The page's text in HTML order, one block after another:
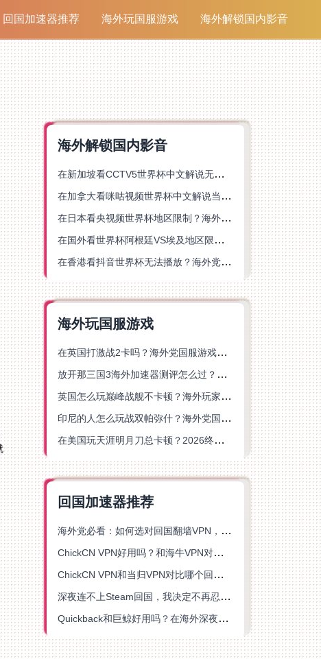
回国加速器推荐 海外玩国服游戏 海外解锁国内影音
海外解锁国内影音
在新加坡看CCTV5世界杯中文解说无法播放？这篇指南帮你解锁海外体育直播自由
在加拿大看咪咕视频世界杯中文解说当前地区不可播放？这篇指南帮你一键解决
在日本看央视频世界杯地区限制？海外党体育赛事观看终极指南
在国外看世界杯阿根廷VS埃及地区限制？这篇指南帮你搞定中文直播+解说
在香港看抖音世界杯无法播放？海外党体育赛事中文直播终极指南
海外玩国服游戏
在英国打激战2卡吗？海外党国服游戏不卡顿的终极解决方案
放开那三国3海外加速器测评怎么过？海外党亲测有效的国服游戏加速指南
英国怎么玩巅峰战舰不卡顿？海外玩家国服游戏加速器终极指南
印尼的人怎么玩战双帕弥什？海外党国服游戏加速避坑指南
在美国玩天涯明月刀总卡顿？2026终极指南：选对加速器让你丝滑连招
回国加速器推荐
海外党必看：如何选对回国翻墙VPN，无缝解锁国内资源？
ChickCN VPN好用吗？和海牛VPN对比哪个回国效果更好？
ChickCN VPN和当归VPN对比哪个回国效果更好？海外党亲测后选了它
深夜连不上Steam回国，我决定不再忍受这数字鸿沟
Quickback和巨鲸好用吗？在海外深夜想刷B站、追爱奇艺的你，或许正需要这份答案